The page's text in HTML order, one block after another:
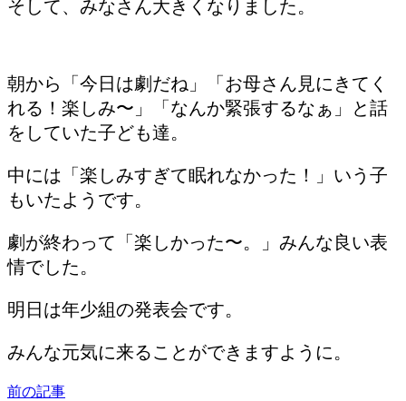
そして、みなさん大きくなりました。
朝から「今日は劇だね」「お母さん見にきてく
れる！楽しみ〜」「なんか緊張するなぁ」と話
をしていた子ども達。
中には「楽しみすぎて眠れなかった！」いう子
もいたようです。
劇が終わって「楽しかった〜。」みんな良い表
情でした。
明日は年少組の発表会です。
みんな元気に来ることができますように。
前の記事